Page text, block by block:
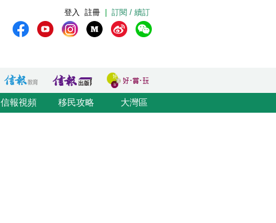
訂閱 / 續訂
註冊
登入
信報視頻 移民攻略 大灣區